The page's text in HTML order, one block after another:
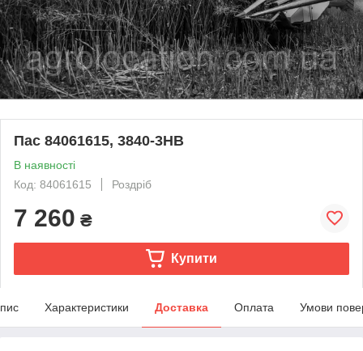
Пас 84061615, 3840-3HB
В наявності
Код: 84061615
Роздріб
7 260 ₴
Купити
Характеристики Доставка Оплата Умови